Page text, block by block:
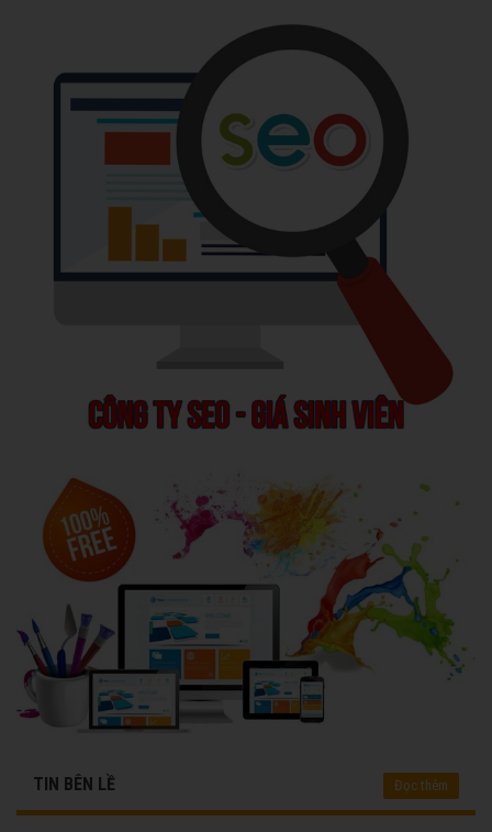
TIN BÊN LỀ Đọc thêm